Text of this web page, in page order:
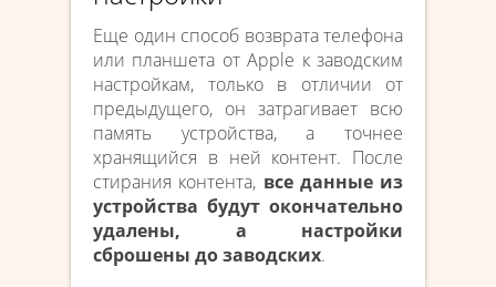
Еще один способ возврата телефона
или планшета от Apple к заводским
настройкам, только в отличии от
предыдущего, он затрагивает всю
память устройства, а точнее
хранящийся в ней контент. После
стирания контента, все данные из
устройства будут окончательно
удалены, а настройки
сброшены до заводских.